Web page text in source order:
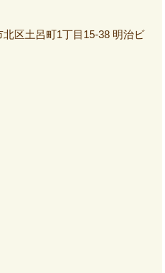
区土呂町1丁目15-38 明治ビ